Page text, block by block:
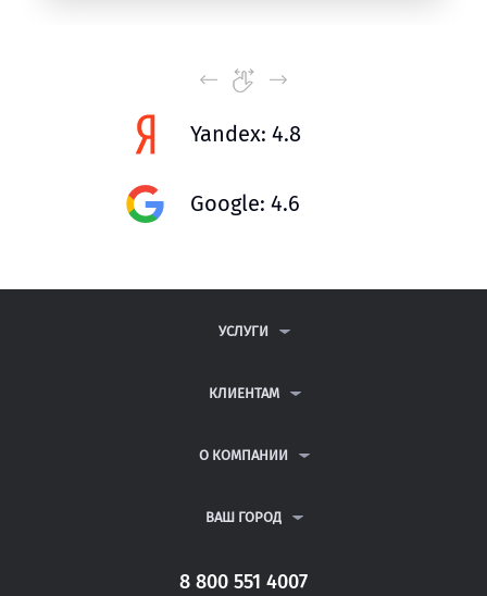
Yandex: 4.8
Google: 4.6
УСЛУГИ
ДИПЛОМНЫЕ РАБОТЫ
РЕФЕРАТЫ
КЛИЕНТАМ
ВОПРОСЫ И ОТВЕТЫ
ПОЛИТИКА КОНФИДЕНЦИАЛЬНОСТИ
О КОМПАНИИ
КОНТАКТЫ
ВАШ ГОРОД
САНКТ-ПЕТЕРБУРГ
8 800 551 4007